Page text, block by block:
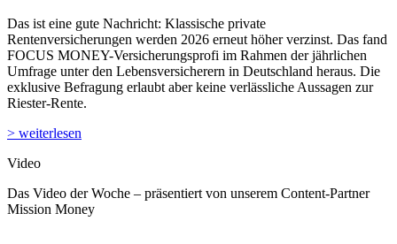
Das ist eine gute Nachricht: Klassische private
Rentenversicherungen werden 2026 erneut höher verzinst. Das fand
FOCUS MONEY-Versicherungsprofi im Rahmen der jährlichen
Umfrage unter den Lebensversicherern in Deutschland heraus. Die
exklusive Befragung erlaubt aber keine verlässliche Aussagen zur
Riester-Rente.
> weiterlesen
Video
Das Video der Woche – präsentiert von unserem Content-Partner
Mission Money